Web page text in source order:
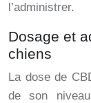
l’administrer.
Dosage et
chiens
La dose de
de son